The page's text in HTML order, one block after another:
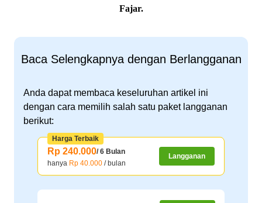
Fajar.
Baca Selengkapnya dengan Berlangganan
Anda dapat membaca keseluruhan artikel ini
dengan cara memilih salah satu paket langganan
berikut:
Rp 240.000/ 6 Bulan
hanya Rp 40.000 / bulan
Langganan
Harga Terbaik